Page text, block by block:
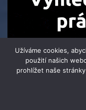
© 2016 - 2025 Press-
| Všechna práva
Užíváme cookies,
použití našich
prohlížet naše